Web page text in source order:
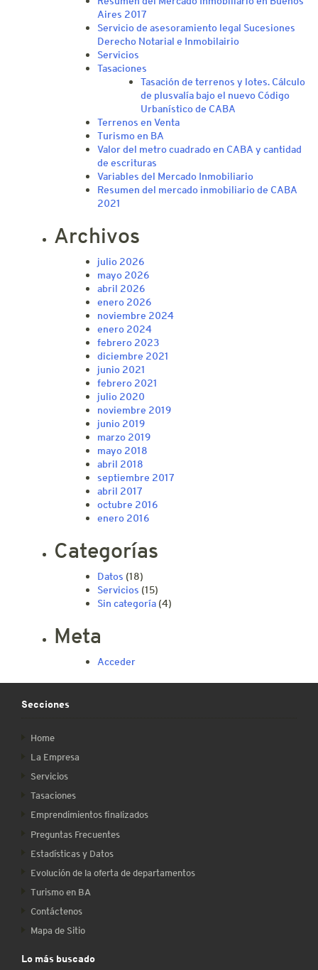
Aires 2017
Servicio de asesoramiento legal Sucesiones
Derecho Notarial e Inmobilairio
Servicios
Tasaciones
Tasación de terrenos y lotes. Cálculo
de plusvalía bajo el nuevo Código
Urbanístico de CABA
Terrenos en Venta
Turismo en BA
Valor del metro cuadrado en CABA y cantidad
de escrituras
Variables del Mercado Inmobiliario
Resumen del mercado inmobiliario de CABA
2021
Archivos
julio 2026
mayo 2026
abril 2026
enero 2026
noviembre 2024
enero 2024
febrero 2023
diciembre 2021
junio 2021
febrero 2021
julio 2020
noviembre 2019
junio 2019
marzo 2019
mayo 2018
abril 2018
septiembre 2017
abril 2017
octubre 2016
enero 2016
Categorías
Datos (18)
Servicios (15)
Sin categoría (4)
Meta
Acceder
Secciones
Home
La Empresa
Servicios
Tasaciones
Emprendimientos finalizados
Preguntas Frecuentes
Estadísticas y Datos
Evolución de la oferta de departamentos
Turismo en BA
Contáctenos
Mapa de Sitio
Lo más buscado